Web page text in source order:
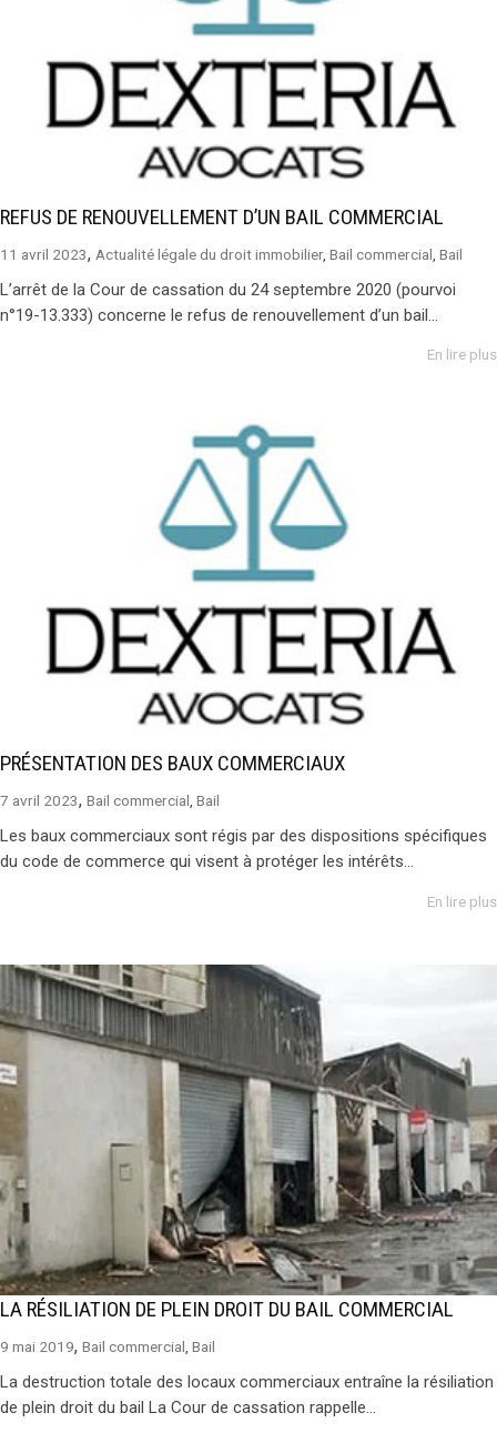
REFUS DE RENOUVELLEMENT D’UN BAIL COMMERCIAL
11 avril 2023, Actualité légale du droit immobilier, Bail commercial Bail
L’arrêt de la Cour de cassation du 24 septembre 2020 (pourvoi
n°19-13.333) concerne le refus de renouvellement d’un bail...
En lire plus
PRÉSENTATION DES BAUX COMMERCIAUX
7 avril 2023, Bail commercial Bail
Les baux commerciaux sont régis par des dispositions spécifiques
du code de commerce qui visent à protéger les intérêts...
En lire plus
LA RÉSILIATION DE PLEIN DROIT DU BAIL COMMERCIAL
9 mai 2019, Bail commercial, Bail
La destruction totale des locaux commerciaux entraîne la résiliation
de plein droit du bail La Cour de cassation rappelle...